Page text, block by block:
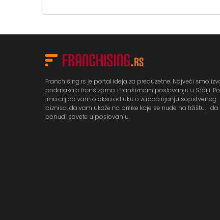
Franchising.rs je portal ideja za preduzetne. Najveći smo
podataka o franšizama i franšiznom poslovanju u Srbiji.
ima cilj da vam olakša odluku o započinjanju sopstvenog
biznisa, da vam ukaže na prilike koje se nude na tržištu, i
ponudi savete u poslovanju.